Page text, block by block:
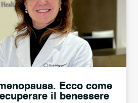
Ecco come
il benessere